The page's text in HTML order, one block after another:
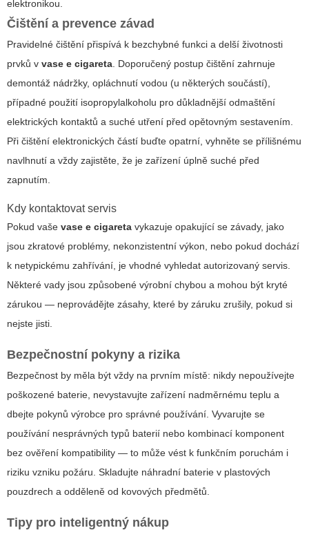
elektronikou.
Čištění a prevence závad
Pravidelné čištění přispívá k bezchybné funkci a delší životnosti
prvků v vase e cigareta. Doporučený postup čištění zahrnuje
demontáž nádržky, opláchnutí vodou (u některých součástí),
případné použití isopropylalkoholu pro důkladnější odmaštění
elektrických kontaktů a suché utření před opětovným sestavením.
Při čištění elektronických částí buďte opatrní, vyhněte se přílišnému
navlhnutí a vždy zajistěte, že je zařízení úplně suché před
zapnutím.
Kdy kontaktovat servis
Pokud vaše vase e cigareta vykazuje opakující se závady, jako
jsou zkratové problémy, nekonzistentní výkon, nebo pokud dochází
k netypickému zahřívání, je vhodné vyhledat autorizovaný servis.
Některé vady jsou způsobené výrobní chybou a mohou být kryté
zárukou — neprovádějte zásahy, které by záruku zrušily, pokud si
nejste jisti.
Bezpečnostní pokyny a rizika
Bezpečnost by měla být vždy na prvním místě: nikdy nepoužívejte
poškozené baterie, nevystavujte zařízení nadměrnému teplu a
dbejte pokynů výrobce pro správné používání. Vyvarujte se
používání nesprávných typů baterií nebo kombinací komponent
bez ověření kompatibility — to může vést k funkčním poruchám i
riziku vzniku požáru. Skladujte náhradní baterie v plastových
pouzdrech a odděleně od kovových předmětů.
Tipy pro inteligentný nákup